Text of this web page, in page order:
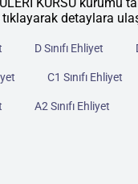
detaylara
D Sınıfı Ehliyet
C1 Sınıfı Ehliyet
A2 Sınıfı Ehliyet